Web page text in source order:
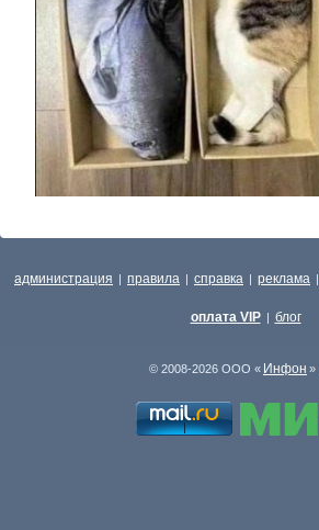
администрация | правила | справка | реклама |
оплата VIP | блог
© 2008-2026 ООО « Инфон »